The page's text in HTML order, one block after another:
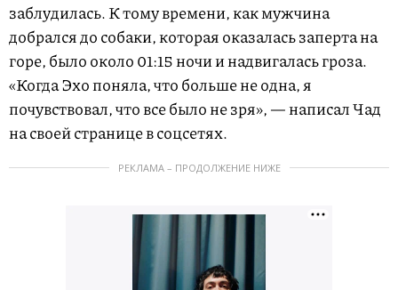
заблудилась. К тому времени, как мужчина
добрался до собаки, которая оказалась заперта на
горе, было около 01:15 ночи и надвигалась гроза.
«Когда Эхо поняла, что больше не одна, я
почувствовал, что все было не зря», — написал Чад
на своей странице в соцсетях.
РЕКЛАМА – ПРОДОЛЖЕНИЕ НИЖЕ